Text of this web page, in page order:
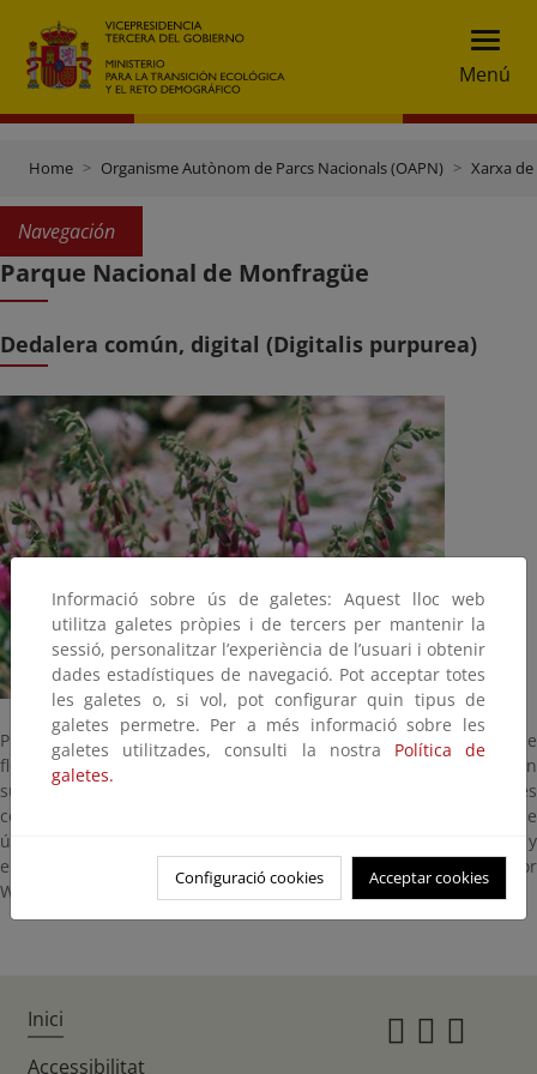
Menú
Home Organisme Autònom de Parcs Nacionals (OAPN) Xarxa
Navegación
Parque Nacional de Monfragüe
Dedalera común, digital (Digitalis purpurea)
Planta herbácea que puede alcanzar hasta 1 m de altura. Posee
flores de un intenso color purpúreo con manchas más oscuras en
su interior. La floración se produce de mayo a agosto. La digital es
conocida y usada desde muy antiguo para tratamientos de
úlceras, heridas, etc. En el siglo XVII, se empleó como diurética y
en 1975 fueron descubiertas sus propiedades cardiotónicas por
William Withering.
Informació sobre ús de galetes: Aquest lloc web
utilitza galetes pròpies i de tercers per mantenir la
sessió, personalitzar l’experiència de l’usuari i obtenir
dades estadístiques de navegació. Pot acceptar totes
les galetes o, si vol, pot configurar quin tipus de
galetes permetre. Per a més informació sobre les
galetes utilitzades, consulti la nostra Política de
galetes.
Configuració cookies Acceptar cookies
Inici
Accessibilitat